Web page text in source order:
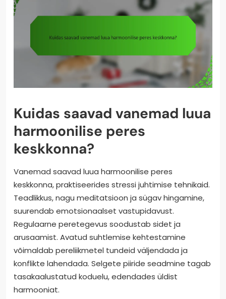
Kuidas saavad vanemad luua
harmoonilise peres
keskkonna?
Vanemad saavad luua harmoonilise peres
keskkonna, praktiseerides stressi juhtimise tehnikaid.
Teadlikkus, nagu meditatsioon ja sügav hingamine,
suurendab emotsionaalset vastupidavust.
Regulaarne peretegevus soodustab sidet ja
arusaamist. Avatud suhtlemise kehtestamine
võimaldab pereliikmetel tundeid väljendada ja
konflikte lahendada. Selgete piiride seadmine tagab
tasakaalustatud koduelu, edendades üldist
harmooniat.